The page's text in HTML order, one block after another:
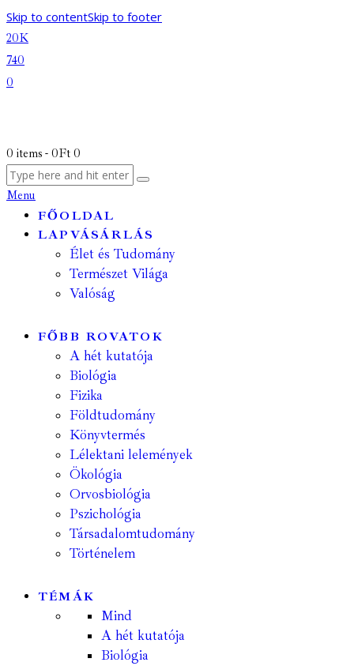
Skip to contentSkip to footer
20K
740
0
0 items - 0Ft 0
Menu
FŐOLDAL
LAPVÁSÁRLÁS
Élet és Tudomány
Természet Világa
Valóság
FŐBB ROVATOK
A hét kutatója
Biológia
Fizika
Földtudomány
Könyvtermés
Lélektani lelemények
Ökológia
Orvosbiológia
Pszichológia
Társadalomtudomány
Történelem
TÉMÁK
Mind
A hét kutatója
Biológia